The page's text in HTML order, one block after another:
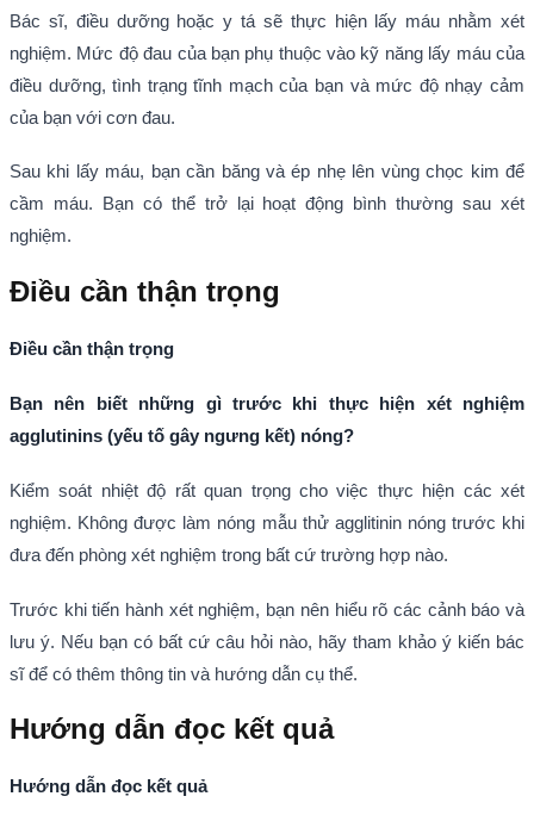
Bác sĩ, điều dưỡng hoặc y tá sẽ thực hiện lấy máu nhằm xét
nghiệm. Mức độ đau của bạn phụ thuộc vào kỹ năng lấy máu của
điều dưỡng, tình trạng tĩnh mạch của bạn và mức độ nhạy cảm
của bạn với cơn đau.
Sau khi lấy máu, bạn cần băng và ép nhẹ lên vùng chọc kim để
cầm máu. Bạn có thể trở lại hoạt động bình thường sau xét
nghiệm.
Điều cần thận trọng
Điều cần thận trọng
Bạn nên biết những gì trước khi thực hiện xét nghiệm
agglutinins (yếu tố gây ngưng kết) nóng?
Kiểm soát nhiệt độ rất quan trọng cho việc thực hiện các xét
nghiệm. Không được làm nóng mẫu thử agglitinin nóng trước khi
đưa đến phòng xét nghiệm trong bất cứ trường hợp nào.
Trước khi tiến hành xét nghiệm, bạn nên hiểu rõ các cảnh báo và
lưu ý. Nếu bạn có bất cứ câu hỏi nào, hãy tham khảo ý kiến bác
sĩ để có thêm thông tin và hướng dẫn cụ thể.
Hướng dẫn đọc kết quả
Hướng dẫn đọc kết quả